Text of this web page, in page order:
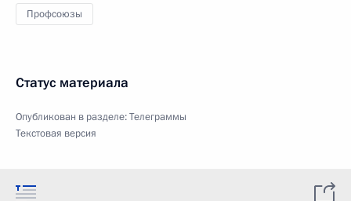
Профсоюзы
Статус материала
Опубликован в разделе:Телеграммы
Текстовая версия